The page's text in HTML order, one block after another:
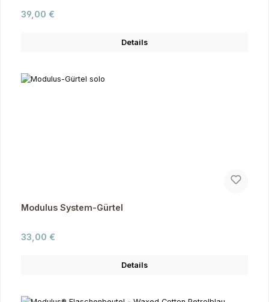
Regulärer Preis:
39,00 €
Details
Modulus System-Gürtel
Regulärer Preis:
33,00 €
Details